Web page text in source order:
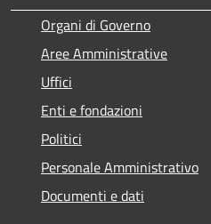
Organi di Governo
Aree Amministrative
Uffici
Enti e fondazioni
Politici
Personale Amministrativo
Documenti e dati